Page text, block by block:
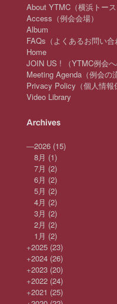
About YTMC（横浜トー
Access（例会会場）
Album
FAQs（よくあるお問い合
Home
JOIN US ! （YTMC例会
Meeting Agenda（例会の
Privacy Policy（個人情報
Video Library
Archives
—2026 (15)
8月 (1)
7月 (2)
6月 (2)
5月 (2)
4月 (2)
3月 (2)
2月 (2)
1月 (2)
+2025 (23)
+2024 (26)
+2023 (20)
+2022 (24)
+2021 (25)